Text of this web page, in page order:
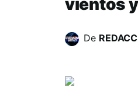
vientos
De